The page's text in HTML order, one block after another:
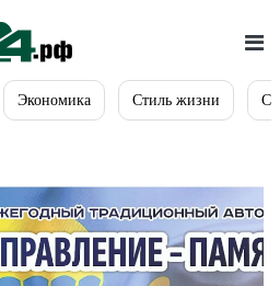
Экономика Стиль жизни